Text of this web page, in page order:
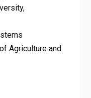
Agriculture and